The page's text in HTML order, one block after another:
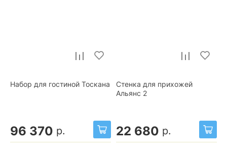
Набор для гостиной Тоскана
96 370 р.
Стенка для прихожей
Альянс 2
22 680 р.